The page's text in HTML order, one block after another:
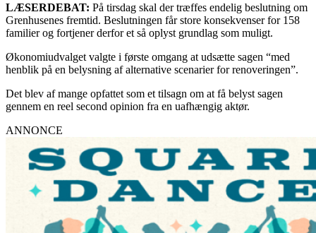
LÆSERDEBAT: På tirsdag skal der træffes endelig beslutning om
Grenhusenes fremtid. Beslutningen får store konsekvenser for 158
familier og fortjener derfor et så oplyst grundlag som muligt.
Økonomiudvalget valgte i første omgang at udsætte sagen “med
henblik på en belysning af alternative scenarier for renoveringen”.
Det blev af mange opfattet som et tilsagn om at få belyst sagen
gennem en reel second opinion fra en uafhængig aktør.
ANNONCE